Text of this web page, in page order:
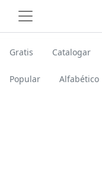
Gratis Catalogar
Popular Alfabético